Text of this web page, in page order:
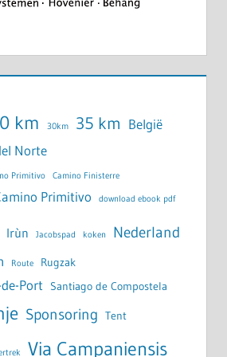
km 30km 35 km België
Norte
Primitivo Camino Finisterre
Primitivo download ebook pdf
Irùn Jacobspad koken Nederland
Route Rugzak
Port Santiago de Compostela
Sponsoring Tent
Via Campaniensis